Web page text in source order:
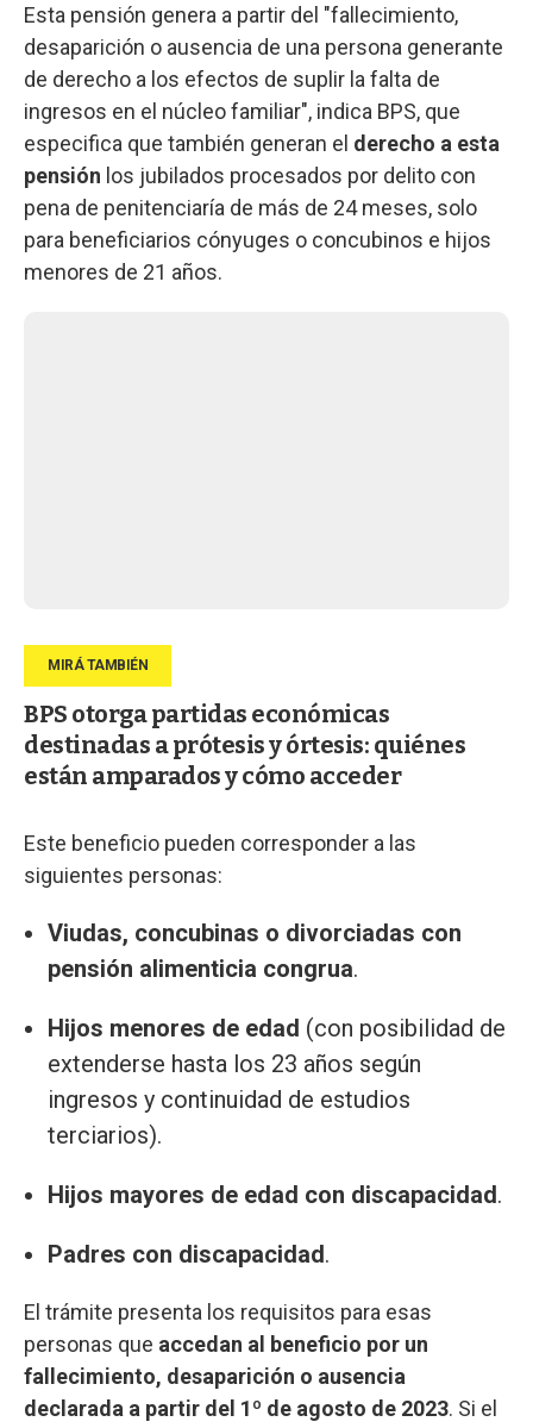
Esta pensión genera a partir del "fallecimiento,
desaparición o ausencia de una persona generante
de derecho a los efectos de suplir la falta de
ingresos en el núcleo familiar", indica BPS, que
especifica que también generan el derecho a esta
pensión los jubilados procesados por delito con
pena de penitenciaría de más de 24 meses, solo
para beneficiarios cónyuges o concubinos e hijos
menores de 21 años.
BPS otorga partidas económicas
destinadas a prótesis y órtesis: quiénes
están amparados y cómo acceder
Este beneficio pueden corresponder a las
siguientes personas:
Viudas, concubinas o divorciadas con
pensión alimenticia congrua.
Hijos menores de edad (con posibilidad de
extenderse hasta los 23 años según
ingresos y continuidad de estudios
terciarios).
Hijos mayores de edad con discapacidad.
Padres con discapacidad.
El trámite presenta los requisitos para esas
personas que accedan al beneficio por un
fallecimiento, desaparición o ausencia
declarada a partir del 1º de agosto de 2023. Si el